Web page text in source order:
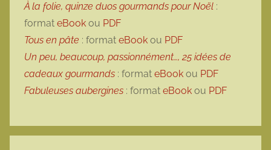
À la folie, quinze duos gourmands pour Noël :
format eBook ou PDF
Tous en pâte : format eBook ou PDF
Un peu, beaucoup, passionnément…, 25 idées de
cadeaux gourmands : format eBook ou PDF
Fabuleuses aubergines : format eBook ou PDF